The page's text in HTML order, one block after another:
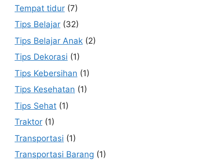
Tempat tidur (7)
Tips Belajar (32)
Tips Belajar Anak (2)
Tips Dekorasi (1)
Tips Kebersihan (1)
Tips Kesehatan (1)
Tips Sehat (1)
Traktor (1)
Transportasi (1)
Transportasi Barang (1)